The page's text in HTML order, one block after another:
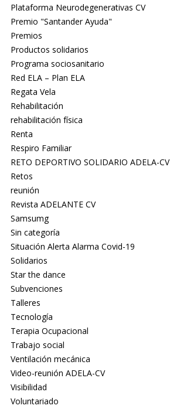
Plataforma Neurodegenerativas CV
Premio "Santander Ayuda"
Premios
Productos solidarios
Programa sociosanitario
Red ELA – Plan ELA
Regata Vela
Rehabilitación
rehabilitación física
Renta
Respiro Familiar
RETO DEPORTIVO SOLIDARIO ADELA-CV
Retos
reunión
Revista ADELANTE CV
Samsumg
Sin categoría
Situación Alerta Alarma Covid-19
Solidarios
Star the dance
Subvenciones
Talleres
Tecnología
Terapia Ocupacional
Trabajo social
Ventilación mecánica
Video-reunión ADELA-CV
Visibilidad
Voluntariado